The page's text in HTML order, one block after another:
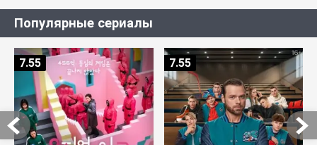
Популярные сериалы
7.55 7.55